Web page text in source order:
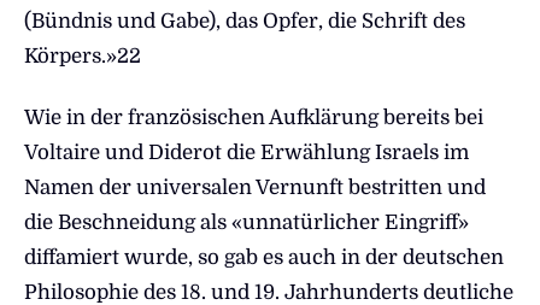
(Bündnis und Gabe), das Opfer, die Schrift des
Körpers.»22
Wie in der französischen Aufklärung bereits bei
Voltaire und Diderot die Erwählung Israels im
Namen der universalen Vernunft bestritten und
die Beschneidung als «unnatürlicher Eingriff»
diffamiert wurde, so gab es auch in der deutschen
Philosophie des 18. und 19. Jahrhunderts deutliche